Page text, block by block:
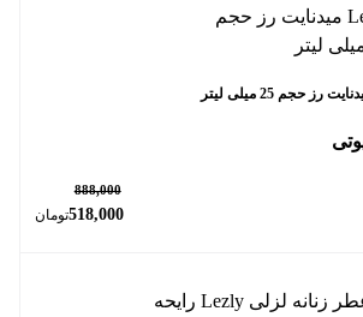
888,000
518,000تومان